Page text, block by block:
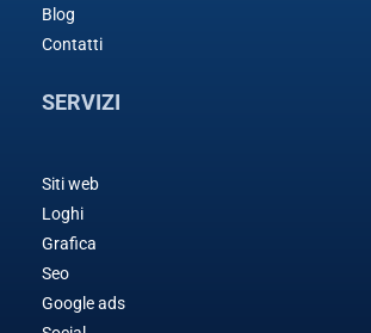
Blog
Contatti
SERVIZI
Siti web
Loghi
Grafica
Seo
Google ads